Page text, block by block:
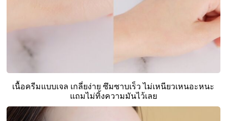
เนื้อครีมแบบเจล เกลี่ยง่าย ซึมซาบเร็ว ไม่เหนียวเหนอะหนะ
แถมไม่ทิ้งความมันไว้เลย